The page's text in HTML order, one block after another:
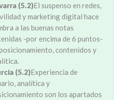
(5.2)El suspenso en redes,
y marketing digital hace
a las buenas notas
-por encima de 6 puntos-
contenidos y
(5.2)Experiencia de
analítica y
son los apartados